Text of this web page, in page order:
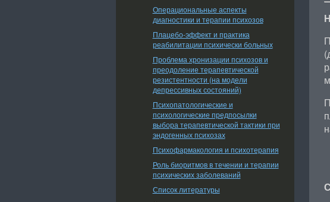
Операциональные аспекты
диагностики и терапии психозов
Плацебо-эффект и практика
реабилитации психически больных
Проблема хронизации психозов и
преодоление терапевтической
резистентности (на модели
депрессивных состояний)
Психопатологические и
психологические предпосылки
выбора терапевтической тактики при
эндогенных психозах
Психофармакология и психотерапия
Роль биоритмов в течении и терапии
психических заболеваний
Список литературы